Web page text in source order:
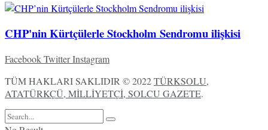
CHP'nin Kürtçülerle Stockholm Sendromu ilişkisi
FacebookTwitterInstagram
TÜM HAKLARI SAKLIDIR © 2022TÜRKSOLU,
ATATÜRKÇÜ, MİLLİYETÇİ, SOLCU GAZETE.